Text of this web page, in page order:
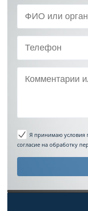
Я принимаю условия
согласие на обработку